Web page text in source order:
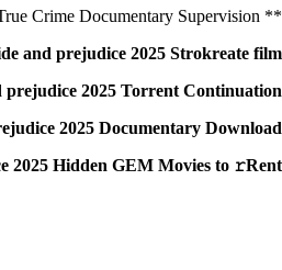
** pride and prejudice 2025 True Crime Documentary Supervision
and prejudice 2025 Strokreate film
prejudice 2025 Torrent Continuation
2025 Documentary Download
2025 Hidden GEM Movies to 𝚛Rent